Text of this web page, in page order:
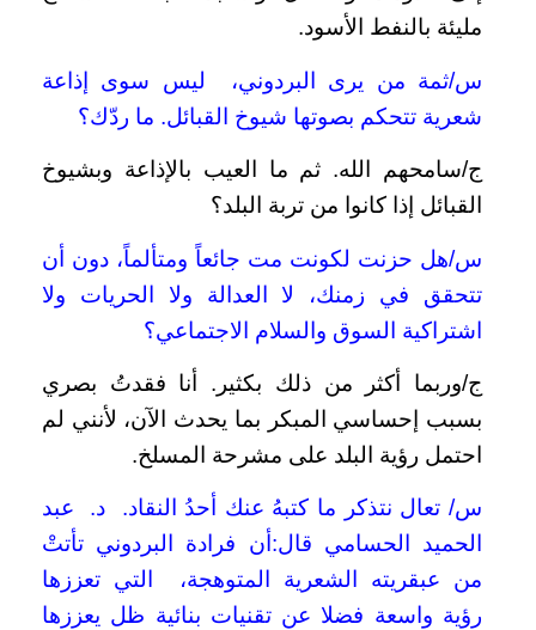
مليئة بالنفط الأسود.
س/ثمة من يرى البردوني، ليس سوى إذاعة
شعرية تتحكم بصوتها شيوخ القبائل. ما ردّك؟
ج/سامحهم الله. ثم ما العيب بالإذاعة وبشيوخ
القبائل إذا كانوا من تربة البلد؟
س/هل حزنت لكونت مت جائعاً ومتألماً، دون أن
تتحقق في زمنك، لا العدالة ولا الحريات ولا
اشتراكية السوق والسلام الاجتماعي؟
ج/وربما أكثر من ذلك بكثير. أنا فقدتُ بصري
بسبب إحساسي المبكر بما يحدث الآن، لأنني لم
احتمل رؤية البلد على مشرحة المسلخ.
س/ تعال نتذكر ما كتبهُ عنك أحدُ النقاد. د. عبد
الحميد الحسامي قال:أن فرادة البردوني تأتتْ
من عبقريته الشعرية المتوهجة، التي تعززها
رؤية واسعة فضلا عن تقنيات بنائية ظل يعززها